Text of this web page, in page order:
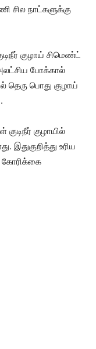
சில நாட்களுக்கு
குழாய் சிமெண்ட்
போக்கால்
தெரு பொது குழாய்
குழாயில்
இதுகுறித்து உரிய
கோரிக்கை